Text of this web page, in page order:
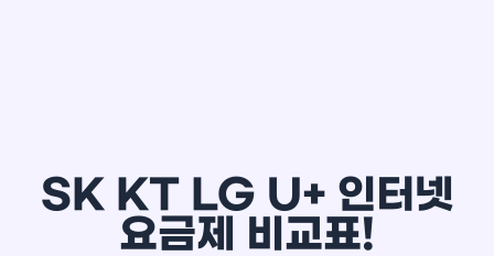
SK KT LG U+ 인터넷
요금제 비교표!